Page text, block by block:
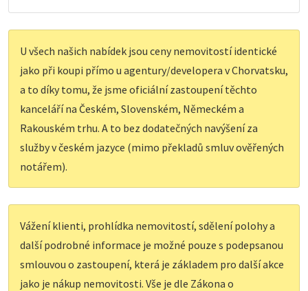
U všech našich nabídek jsou ceny nemovitostí identické
jako při koupi přímo u agentury/developera v Chorvatsku,
a to díky tomu, že jsme oficiální zastoupení těchto
kanceláří na Českém, Slovenském, Německém a
Rakouském trhu. A to bez dodatečných navýšení za
služby v českém jazyce (mimo překladů smluv ověřených
notářem).
Vážení klienti, prohlídka nemovitostí, sdělení polohy a
další podrobné informace je možné pouze s podepsanou
smlouvou o zastoupení, která je základem pro další akce
jako je nákup nemovitosti. Vše je dle Zákona o